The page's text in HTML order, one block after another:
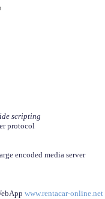
scripting
protocol
encoded media server
www.rentacar-online.net